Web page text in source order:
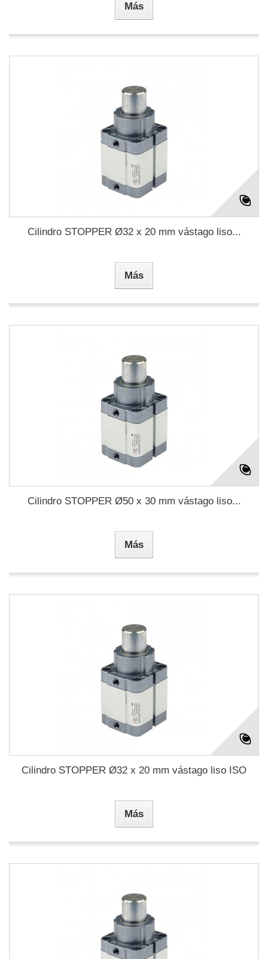
Más
Cilindro STOPPER Ø32 x 20 mm vástago liso...
Más
Cilindro STOPPER Ø50 x 30 mm vástago liso...
Más
Cilindro STOPPER Ø32 x 20 mm vástago liso ISO
Más